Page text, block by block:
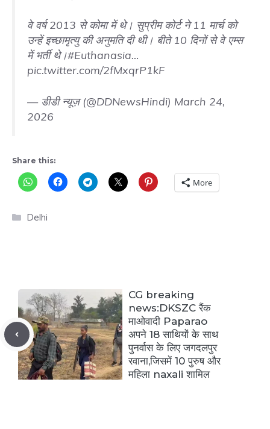
वे वर्ष 2013 से कोमा में थे। सुप्रीम कोर्ट ने 11 मार्च को
उन्हें इच्छामृत्यु की अनुमति दी थी। बीते 10 दिनों से वे एम्स
में भर्ती थे।#Euthanasia…
pic.twitter.com/2fMxqrP1kF
— डीडी न्यूज़ (@DDNewsHindi) March 24,
2026
Share this:
More
Categories
Delhi
CG breaking
news:DKSZC रैंक
माओवादी Paparao
अपने 18 साथियों के साथ
पुनर्वास के लिए जगदलपुर
रवाना,जिसमें 10 पुरुष और
महिला naxali शामिल